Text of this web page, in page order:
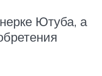
Ютуба, а